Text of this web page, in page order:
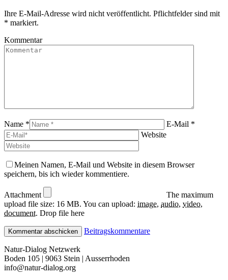
Ihre E-Mail-Adresse wird nicht veröffentlicht. Pflichtfelder sind mit
* markiert.
Kommentar
Name *
E-Mail *
Website
Meinen Namen, E-Mail und Website in diesem Browser
speichern, bis ich wieder kommentiere.
Attachment
The maximum
upload file size: 16 MB. You can upload: image, audio, video,
document. Drop file here
Beitragskommentare
Natur-Dialog Netzwerk
Boden 105 | 9063 Stein | Ausserrhoden
info@natur-dialog.org